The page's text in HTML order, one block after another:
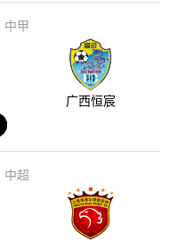
中甲
广西恒宸
中超